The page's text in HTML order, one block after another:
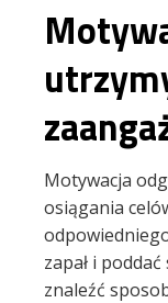
Motywacja
osiągania
zapał i
znaleźć